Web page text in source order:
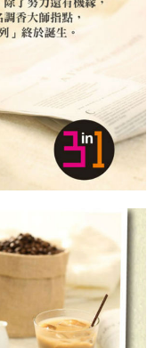
之用戶狀況，依本公司即
形，本公司將視審查結果
若發現惡意使用之情形，
度並採取法律行動。